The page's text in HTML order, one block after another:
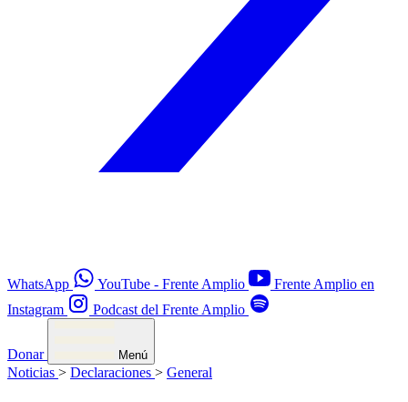
WhatsApp YouTube - Frente Amplio
Frente Amplio en
Instagram
Podcast del Frente Amplio
Donar Menú
Noticias > Declaraciones > General